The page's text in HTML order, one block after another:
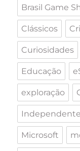
Brasil Game
Clássicos
Curiosidades
Educação
exploração
Microsoft